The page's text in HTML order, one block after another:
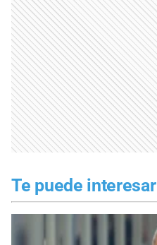
Te puede interesar